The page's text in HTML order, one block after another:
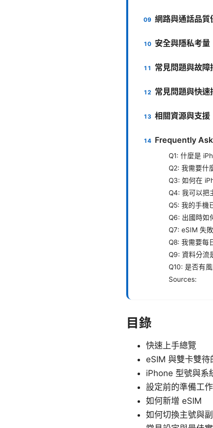
網路與通話品質
安全與隱私考量
常見問題與故障
常見問題與快速
相關資源與支援
Frequently
Q1: 什麼是
Q2: 我需要什
Q3: 如何在
Q4: 我可以把
Q5: 我的手機
Q6: 出國時如
Q7: eSIM 失
Q8: 我需要每
Q9: 資料分流
Q10: 是否有
Sources:
目錄
快速上手總覽
eSIM 與雙卡雙待
iPhone 型號與系
設定前的準備工作
如何新增 eSIM
如何切換主號與